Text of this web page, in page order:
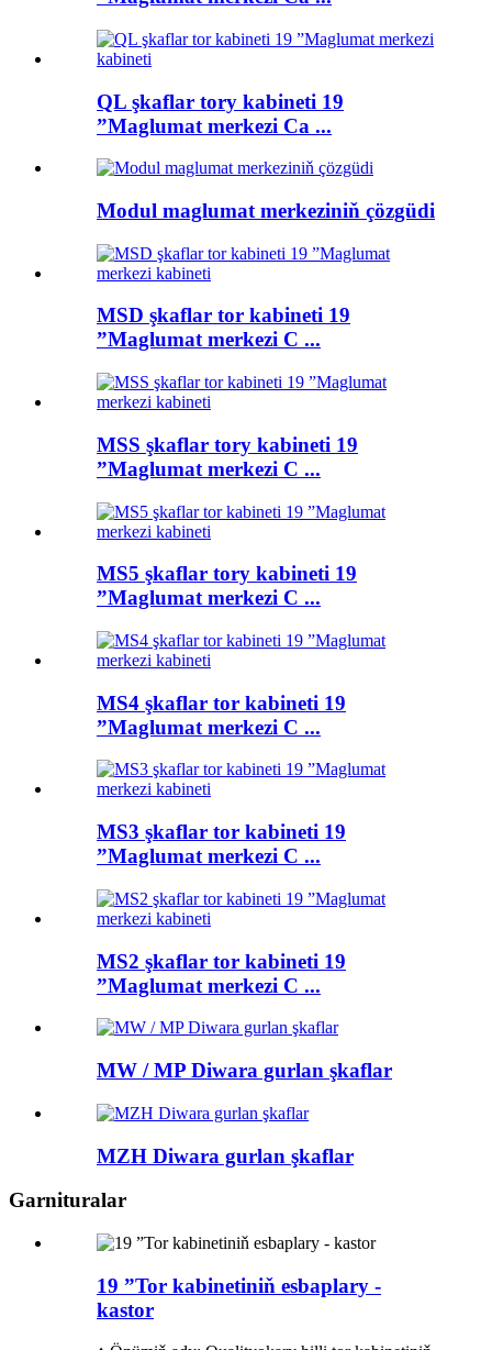
QL şkaflar tory kabineti 19
”Maglumat merkezi Ca ...
Modul maglumat merkeziniň çözgüdi
MSD şkaflar tor kabineti 19
”Maglumat merkezi C ...
MSS şkaflar tory kabineti 19
”Maglumat merkezi C ...
MS5 şkaflar tory kabineti 19
”Maglumat merkezi C ...
MS4 şkaflar tor kabineti 19
”Maglumat merkezi C ...
MS3 şkaflar tor kabineti 19
”Maglumat merkezi C ...
MS2 şkaflar tor kabineti 19
”Maglumat merkezi C ...
MW / MP Diwara gurlan şkaflar
MZH Diwara gurlan şkaflar
Garnituralar
19 ”Tor kabinetiniň esbaplary -
kastor